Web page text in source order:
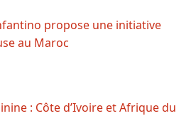
propose une initiative
au Maroc
: Côte d’Ivoire et Afrique du